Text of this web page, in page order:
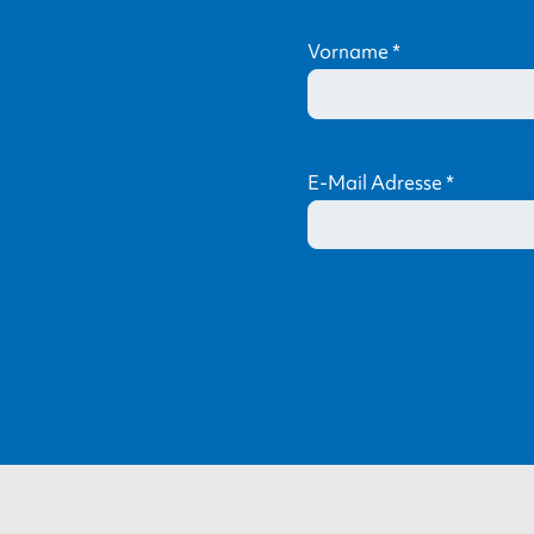
Vorname*
E-Mail Adresse*